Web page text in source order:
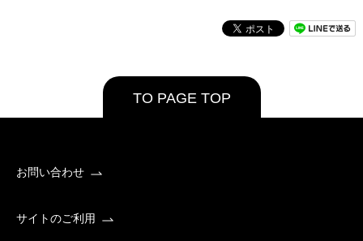
TO PAGE TOP
お問い合わせ
サイトのご利用